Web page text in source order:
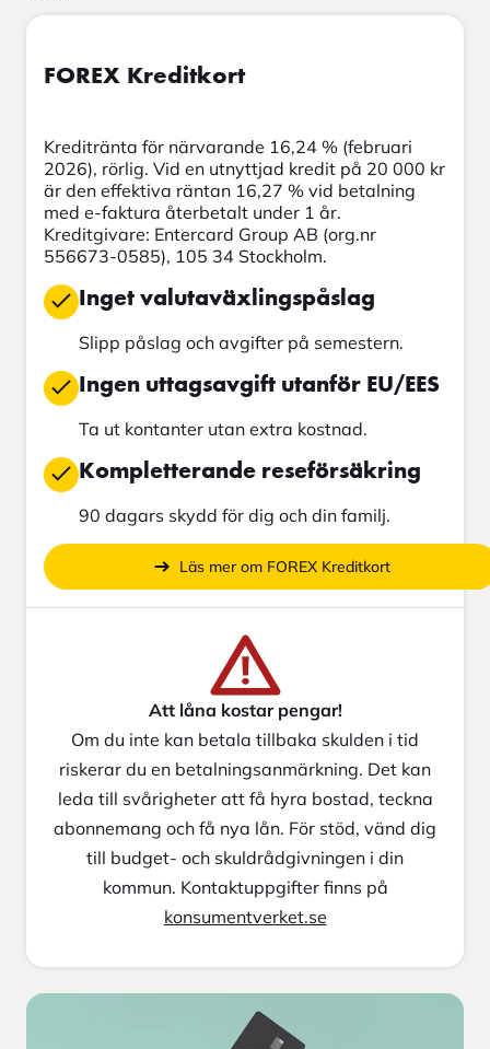
FOREX Kreditkort
Kreditränta för närvarande 16,24 % (februari
2026), rörlig. Vid en utnyttjad kredit på 20 000 kr
är den effektiva räntan 16,27 % vid betalning
med e-faktura återbetalt under 1 år.
Kreditgivare: Entercard Group AB (org.nr
556673-0585), 105 34 Stockholm.
Inget valutaväxlingspåslag
Slipp påslag och avgifter på semestern.
Ingen uttagsavgift utanför EU/EES
Ta ut kontanter utan extra kostnad.
Kompletterande reseförsäkring
90 dagars skydd för dig och din familj.
Läs mer om FOREX Kreditkort
Att låna kostar pengar!
Om du inte kan betala tillbaka skulden i tid
riskerar du en betalningsanmärkning. Det kan
leda till svårigheter att få hyra bostad, teckna
abonnemang och få nya lån. För stöd, vänd dig
till budget- och skuldrådgivningen i din
kommun. Kontaktuppgifter finns på
konsumentverket.se